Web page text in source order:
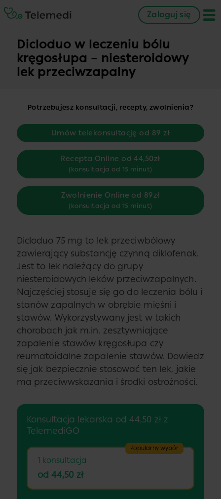
Zaloguj się
Dicloduo w leczeniu bólu
kręgosłupa – niesteroidowy
lek przeciwzapalny
Potrzebujesz konsultacji, recepty, zwolnienia?
Umów telekonsultację od 89 zł
Recepta Online od 44,50zł
(konsultacja od 15 minut)
Zwolnienie Online od 89zł
(konsultacja od 15 minut)
Dicloduo 75 mg to lek przeciwbólowy
zawierający substancję czynną diklofenak.
Jest to lek należący do grupy
niesteroidowych leków przeciwzapalnych.
Najczęściej stosuje się go do leczenia bólu i
stanów zapalnych w obrębie mięśni i
stawów. Wykorzystywany jest w takich
chorobach jak m.in. zesztywniające
zapalenie stawów kręgosłupa czy
reumatoidalne zapalenie stawów. Dowiedz
się jak bezpiecznie stosować ten lek, jakie
ma przeciwwskazania i środki ostrożności.
Konsultacja lekarska od 44,50 zł z
TelemediGO
Popularny wybór
1 konsultacja
od 44,50 zł